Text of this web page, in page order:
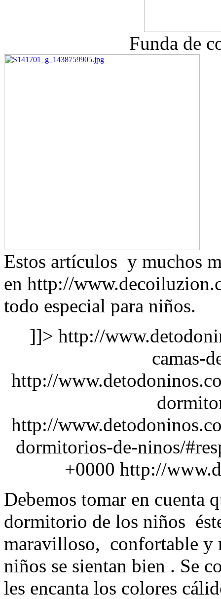
Funda de
Estos artículos y muchos
en http://
todo especial para niños.
]]> http://
camas-
http://
http://
dormitorios-de-ninos/
+0000 http://
Debemos tomar en cuenta
dormitorio de los niños
maravilloso, confortable y
niños se sientan bien . Se
les encanta los colores